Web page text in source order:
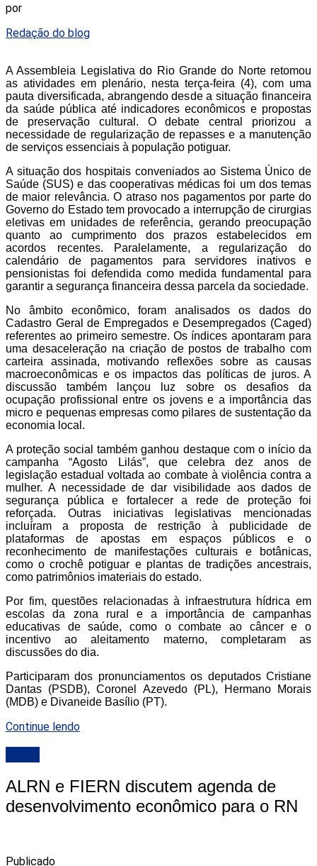
por
Redação do blog
A Assembleia Legislativa do Rio Grande do Norte retomou
as atividades em plenário, nesta terça-feira (4), com uma
pauta diversificada, abrangendo desde a situação financeira
da saúde pública até indicadores econômicos e propostas
de preservação cultural. O debate central priorizou a
necessidade de regularização de repasses e a manutenção
de serviços essenciais à população potiguar.
A situação dos hospitais conveniados ao Sistema Único de
Saúde (SUS) e das cooperativas médicas foi um dos temas
de maior relevância. O atraso nos pagamentos por parte do
Governo do Estado tem provocado a interrupção de cirurgias
eletivas em unidades de referência, gerando preocupação
quanto ao cumprimento dos prazos estabelecidos em
acordos recentes. Paralelamente, a regularização do
calendário de pagamentos para servidores inativos e
pensionistas foi defendida como medida fundamental para
garantir a segurança financeira dessa parcela da sociedade.
No âmbito econômico, foram analisados os dados do
Cadastro Geral de Empregados e Desempregados (Caged)
referentes ao primeiro semestre. Os índices apontaram para
uma desaceleração na criação de postos de trabalho com
carteira assinada, motivando reflexões sobre as causas
macroeconômicas e os impactos das políticas de juros. A
discussão também lançou luz sobre os desafios da
ocupação profissional entre os jovens e a importância das
micro e pequenas empresas como pilares de sustentação da
economia local.
A proteção social também ganhou destaque com o início da
campanha “Agosto Lilás”, que celebra dez anos de
legislação estadual voltada ao combate à violência contra a
mulher. A necessidade de dar visibilidade aos dados de
segurança pública e fortalecer a rede de proteção foi
reforçada. Outras iniciativas legislativas mencionadas
incluíram a proposta de restrição à publicidade de
plataformas de apostas em espaços públicos e o
reconhecimento de manifestações culturais e botânicas,
como o crochê potiguar e plantas de tradições ancestrais,
como patrimônios imateriais do estado.
Por fim, questões relacionadas à infraestrutura hídrica em
escolas da zona rural e a importância de campanhas
educativas de saúde, como o combate ao câncer e o
incentivo ao aleitamento materno, completaram as
discussões do dia.
Participaram dos pronunciamentos os deputados Cristiane
Dantas (PSDB), Coronel Azevedo (PL), Hermano Morais
(MDB) e Divaneide Basílio (PT).
Continue lendo
ALRN e FIERN discutem agenda de
desenvolvimento econômico para o RN
Publicado